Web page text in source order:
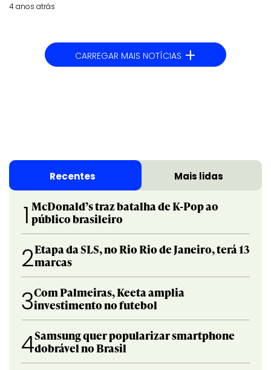
4 anos atrás
CARREGAR MAIS NOTÍCIAS +
Recentes Mais lidas
1 McDonald’s traz batalha de K-Pop ao
público brasileiro
2Etapa da SLS, no Rio Rio de Janeiro, terá 13
marcas
3Com Palmeiras, Keeta amplia
investimento no futebol
4Samsung quer popularizar smartphone
dobrável no Brasil